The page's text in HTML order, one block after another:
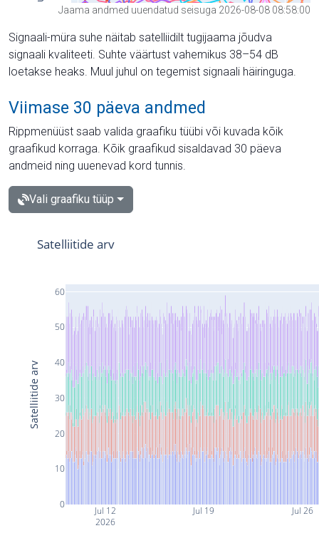
Jaama andmed uuendatud seisuga 2026-08-08 08:58:00
Signaali-müra suhe näitab satelliidilt tugijaama jõudva
signaali kvaliteeti. Suhte väärtust vahemikus 38–54 dB
loetakse heaks. Muul juhul on tegemist signaali häiringuga.
Viimase 30 päeva andmed
Rippmenüüst saab valida graafiku tüübi või kuvada kõik
graafikud korraga. Kõik graafikud sisaldavad 30 päeva
andmeid ning uuenevad kord tunnis.
Vali graafiku tüüp
Jul 12
2026
Jul 19 Jul 26
0
10
20
30
40
50
60
Satelliitide arv
Satelliitide arv